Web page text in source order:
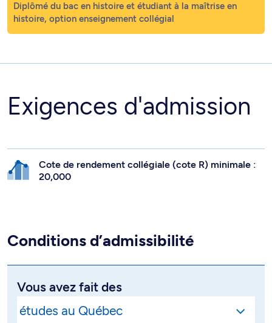
Diplômé du bac en histoire et étudiant à la maîtrise en
histoire, option enseignement collégial
Exigences d'admission
Cote de rendement collégiale (cote R) minimale :
20,000
Conditions d’admissibilité
Vous avez fait des